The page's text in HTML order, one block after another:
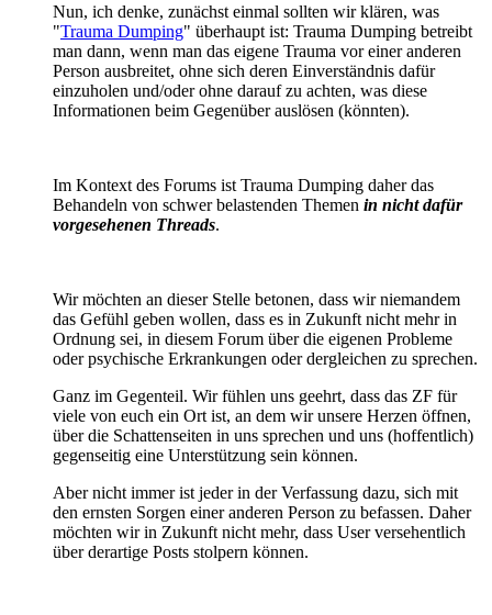
Nun, ich denke, zunächst einmal sollten wir klären, was
"Trauma Dumping" überhaupt ist: Trauma Dumping betreibt
man dann, wenn man das eigene Trauma vor einer anderen
Person ausbreitet, ohne sich deren Einverständnis dafür
einzuholen und/oder ohne darauf zu achten, was diese
Informationen beim Gegenüber auslösen (könnten).
Im Kontext des Forums ist Trauma Dumping daher das
Behandeln von schwer belastenden Themen in nicht dafür
vorgesehenen Threads.
Wir möchten an dieser Stelle betonen, dass wir niemandem
das Gefühl geben wollen, dass es in Zukunft nicht mehr in
Ordnung sei, in diesem Forum über die eigenen Probleme
oder psychische Erkrankungen oder dergleichen zu sprechen.
Ganz im Gegenteil. Wir fühlen uns geehrt, dass das ZF für
viele von euch ein Ort ist, an dem wir unsere Herzen öffnen,
über die Schattenseiten in uns sprechen und uns (hoffentlich)
gegenseitig eine Unterstützung sein können.
Aber nicht immer ist jeder in der Verfassung dazu, sich mit
den ernsten Sorgen einer anderen Person zu befassen. Daher
möchten wir in Zukunft nicht mehr, dass User versehentlich
über derartige Posts stolpern können.